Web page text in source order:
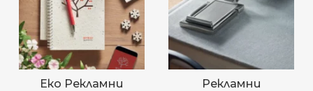
Еко Рекламни
Рекламни